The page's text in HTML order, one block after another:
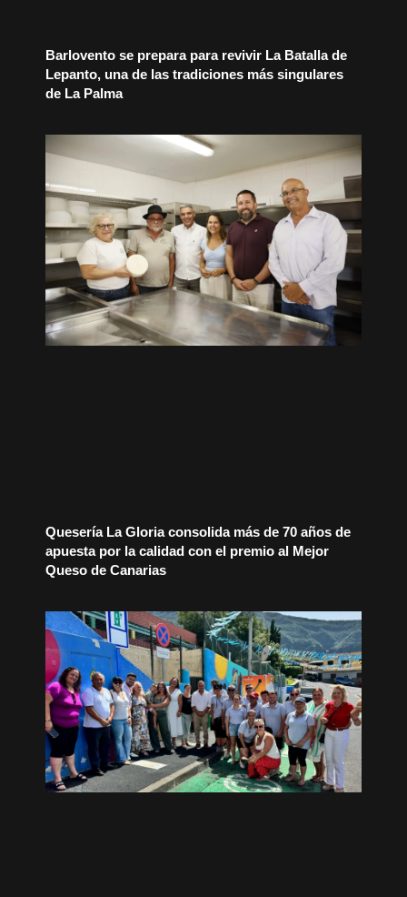
Barlovento se prepara para revivir La Batalla de
Lepanto, una de las tradiciones más singulares
de La Palma
Quesería La Gloria consolida más de 70 años de
apuesta por la calidad con el premio al Mejor
Queso de Canarias